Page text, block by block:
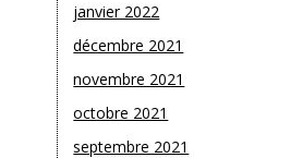
janvier 2022
décembre 2021
novembre 2021
octobre 2021
septembre 2021